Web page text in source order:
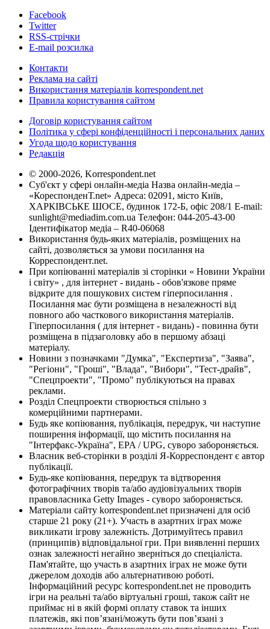
Facebook
Twitter
RSS-стрічки
E-mail розсилка
Контакти
Реклама на сайті
Використання матеріалів korrespondent.net
Правила користування сайтом
Договір користування сайтом
Політика у сфері конфіденційності і персональних даних
Угода щодо користування
Редакція
© 2000-2026, Korrespondent.net
Суб'єкт у сфері онлайн-медіа Назва онлайн-медіа –
«КореспонденТ.net» Адреса: 02091, місто Київ,
ХАРКІВСЬКЕ ШОСЕ, будинок 172-Б, офіс 208/1 E-mail:
sunlight@mediadim.com.ua Телефон: 044-205-43-00
Ідентифікатор медіа – R40-06068
Використання будь-яких матеріалів, розміщених на
сайті, дозволяється за умови посилання на
Корреспондент.net.
При копіюванні матеріалів зі сторінки « Новини України
і світу» , для інтернет - видань - обов'язкове пряме
відкрите для пошукових систем гіперпосилання .
Посилання має бути розміщена в незалежності від
повного або часткового використання матеріалів.
Гіперпосилання ( для інтернет - видань) - повинна бути
розміщена в підзаголовку або в першому абзаці
матеріалу.
Новини з позначками "Думка", "Експертиза", "Заява",
"Регіони", "Гроші", "Влада", "Вибори", "Тест-драйв",
"Спецпроекти", "Промо" публікуються на правах
реклами.
Розділ Спецпроекти створюється спільно з
комерційними партнерами.
Будь яке копіювання, публікація, передрук, чи наступне
поширення інформації, що містить посилання на
"Інтерфакс-Україна", EPA / UPG, суворо забороняється.
Власник веб-сторінки в розділі Я-Корреспондент є автор
публікації.
Будь-яке копіювання, передрук та відтворення
фотографічних творів та/або аудіовізуальних творів
правовласника Getty Images - суворо забороняється.
Матеріали сайту korrespondent.net призначені для осіб
старше 21 року (21+). Участь в азартних іграх може
викликати ігрову залежність. Дотримуйтесь правил
(принципів) відповідальної гри. При виявленні перших
ознак залежності негайно зверніться до спеціаліста.
Пам'ятайте, що участь в азартних іграх не може бути
джерелом доходів або альтернативою роботі.
Інформаційний ресурс korrespondent.net не проводить
ігри на реальні та/або віртуальні гроші, також сайт не
приймає ні в якій формі оплату ставок та інших
платежів, які пов’язані/можуть бути пов’язані з